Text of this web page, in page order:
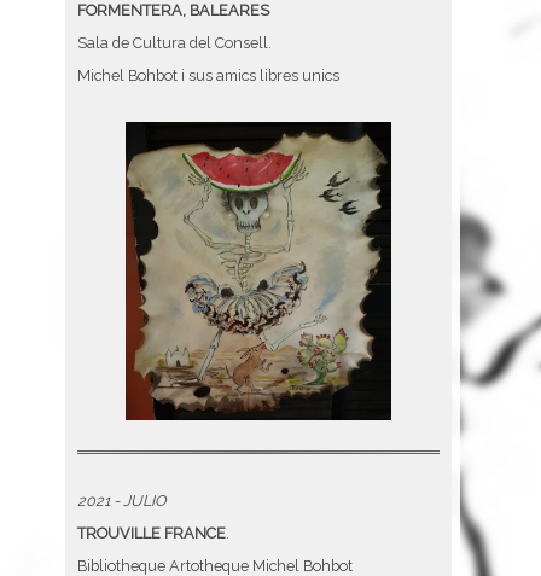
FORMENTERA, BALEARES
Sala de Cultura del Consell.
Michel Bohbot i sus amics libres unics
2021 - JULIO
TROUVILLE FRANCE
Bibliotheque Artotheque Michel Bohbot